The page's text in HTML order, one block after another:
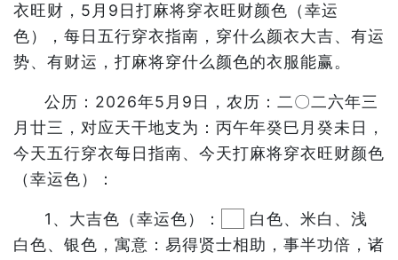
衣旺财，5月9日打麻将穿衣旺财颜色（幸运
色），每日五行穿衣指南，穿什么颜衣大吉、有运
势、有财运，打麻将穿什么颜色的衣服能赢。
公历：2026年5月9日，农历：二〇二六年三
月廿三，对应天干地支为：丙午年癸巳月癸未日，
今天五行穿衣每日指南、今天打麻将穿衣旺财颜色
（幸运色）：
1、大吉色（幸运色）：
白色、米白、浅
白色、银色，寓意：易得贤士相助，事半功倍，诸